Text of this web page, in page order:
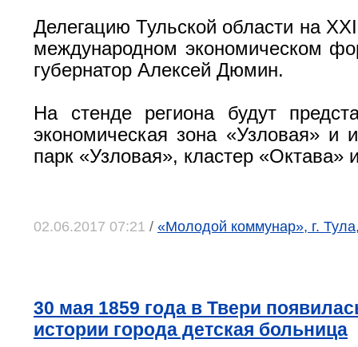
Делегацию Тульской области на
международном экономическом
губернатор Алексей Дюмин.
На стенде региона будут
экономическая зона «Узловая» и
парк «Узловая», кластер «Октава»
02.06.2017 07:21 / «Молодой коммунар», г.
30 мая 1859 года в Твери
истории города детская больница